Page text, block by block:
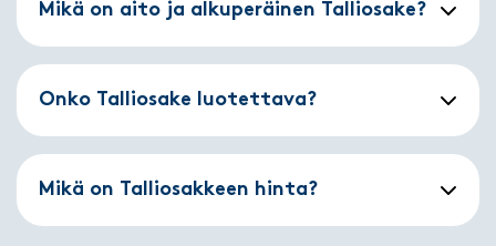
Mikä on aito ja alkuperäinen Talliosake?
Onko Talliosake luotettava?
Mikä on Talliosakkeen hinta?